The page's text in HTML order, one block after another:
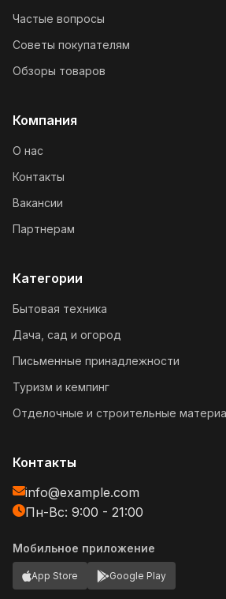
Частые вопросы
Советы покупателям
Обзоры товаров
Компания
О нас
Контакты
Вакансии
Партнерам
Категории
Бытовая техника
Дача, сад и огород
Письменные принадлежности
Туризм и кемпинг
Отделочные и строительные
Контакты
info@example.com
Пн-Вс: 9:00 - 21:00
Мобильное приложение
App Store Google Play